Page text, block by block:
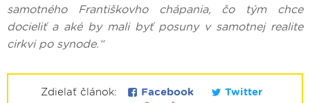
samotného Františkovho chápania, čo tým chce
docieliť a aké by mali byť posuny v samotnej realite
cirkvi po synode.“
Zdielať článok: Facebook
Twitter